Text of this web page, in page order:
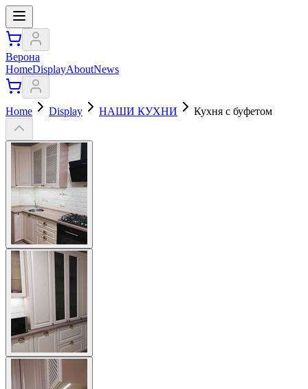
Верона
HomeDisplayAboutNews
Home Display НАШИ КУХНИ Кухня с буфетом